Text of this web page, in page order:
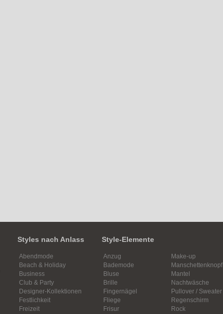
Styles nach Anlass
Abendmode
Beach & Holiday
Business
Club & Party
Designer-Kollektionen
Festlichkeit
Freizeit
Style-Elemente
Anzug
Bademode
Bluse
Brille
Fingernägel
Fliege
Frisur
Make-up
Manschettenknopf
Mantel
Nachtwäsche
Pullover / Sweater
Regenschirm
Rock